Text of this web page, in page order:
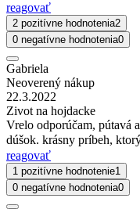
reagovať
2 pozitívne hodnotenia2
0 negatívne hodnotenia0
Gabriela
Neoverený nákup
22.3.2022
Zivot na hojdacke
Vrelo odporúčam, pútavá
dúšok. krásny príbeh,
reagovať
1 pozitívne hodnotenie1
0 negatívne hodnotenia0